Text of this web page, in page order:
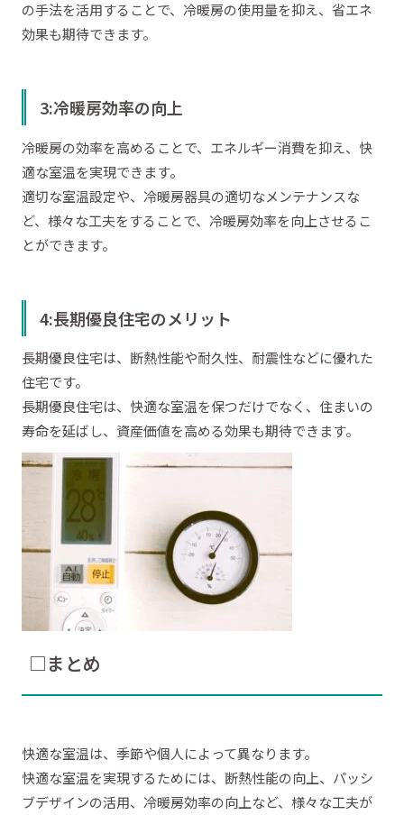
の手法を活用することで、冷暖房の使用量を抑え、省エネ
効果も期待できます。
3:冷暖房効率の向上
冷暖房の効率を高めることで、エネルギー消費を抑え、快
適な室温を実現できます。
適切な室温設定や、冷暖房器具の適切なメンテナンスな
ど、様々な工夫をすることで、冷暖房効率を向上させるこ
とができます。
4:長期優良住宅のメリット
長期優良住宅は、断熱性能や耐久性、耐震性などに優れた
住宅です。
長期優良住宅は、快適な室温を保つだけでなく、住まいの
寿命を延ばし、資産価値を高める効果も期待できます。
□まとめ
快適な室温は、季節や個人によって異なります。
快適な室温を実現するためには、断熱性能の向上、パッシ
ブデザインの活用、冷暖房効率の向上など、様々な工夫が